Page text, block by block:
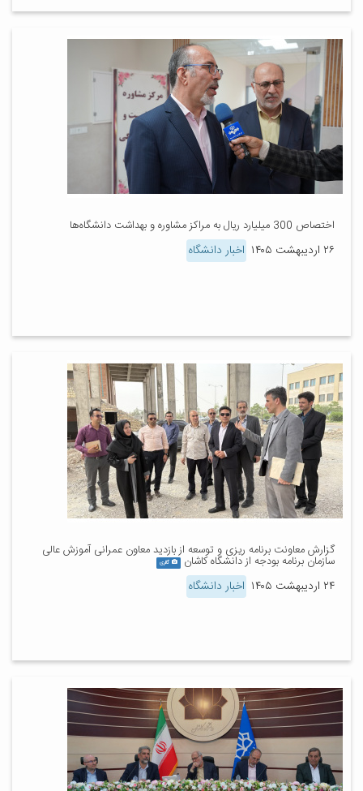
اختصاص 300 میلیارد ریال به مراکز مشاوره و بهداشت دانشگاه‌ها
۲۶ اردیبهشت ۱۴۰۵ اخبار دانشگاه
گزارش معاونت برنامه ریزی و توسعه از بازدید معاون عمرانی آموزش عالی
سازمان برنامه بودجه از دانشگاه کاشان گالری
۲۴ اردیبهشت ۱۴۰۵ اخبار دانشگاه